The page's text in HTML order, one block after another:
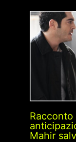
Mahir